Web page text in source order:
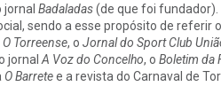
jornal Badaladas(de que foi fundador).
sendo a esse propósito de
O Torreense, o Jornal do Sport Club
jornal A Voz do Concelho, o Boletim da
O Barretee a revista do Carnaval de